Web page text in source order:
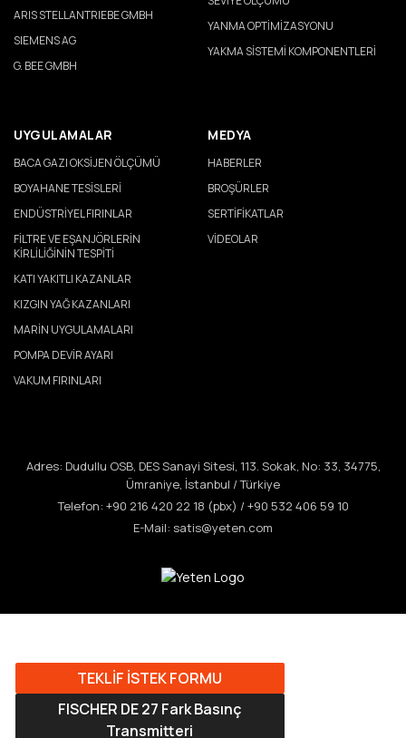
ARIS STELLANTRIEBE GMBH
SIEMENS AG
G. BEE GMBH
YANMA OPTİMİZASYONU
YAKMA SİSTEMİ KOMPONENTLERİ
UYGULAMALAR
BACA GAZI OKSİJEN ÖLÇÜMÜ
BOYAHANE TESİSLERİ
ENDÜSTRİYEL FIRINLAR
FİLTRE VE EŞANJÖRLERİN
KİRLİLİĞİNİN TESPİTİ
KATI YAKITLI KAZANLAR
KIZGIN YAĞ KAZANLARI
MARİN UYGULAMALARI
POMPA DEVİR AYARI
VAKUM FIRINLARI
MEDYA
HABERLER
BROŞÜRLER
SERTİFİKATLAR
VİDEOLAR
Adres: Dudullu OSB, DES Sanayi Sitesi, 113. Sokak, No: 33, 34775,
Ümraniye, İstanbul / Türkiye
Telefon: +90 216 420 22 18 (pbx) / +90 532 406 59 10
E-Mail: satis@yeten.com
TEKLİF İSTEK FORMU
FISCHER DE 27 Fark Basınç
Transmitteri